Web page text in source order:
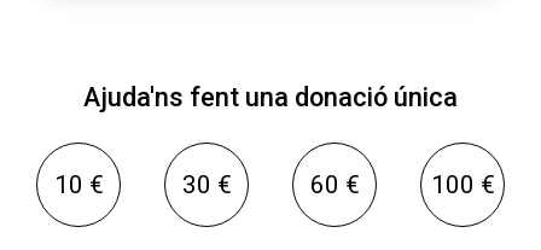
Ajuda'ns fent una donació única
10 € 30 € 60 € 100 €